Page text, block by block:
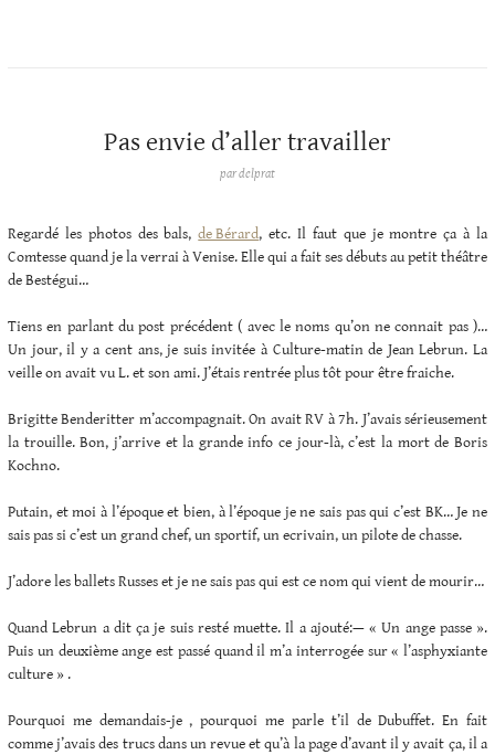
Pas envie d’aller travailler
pardelprat
Regardé les photos des bals,de Bérard, etc. Il faut que je montre ça à la
Comtesse quand je la verrai à Venise. Elle qui a fait ses débuts au petit théâtre
de Bestégui…
Tiens en parlant du post précédent ( avec le noms qu’on ne connait pas )…
Un jour, il y a cent ans, je suis invitée à Culture-matin de Jean Lebrun. La
veille on avait vu L. et son ami. J’étais rentrée plus tôt pour être fraiche.
Brigitte Benderitter m’accompagnait. On avait RV à 7h. J’avais sérieusement
la trouille. Bon, j’arrive et la grande info ce jour-là, c’est la mort de Boris
Kochno.
Putain, et moi à l’époque et bien, à l’époque je ne sais pas qui c’est BK… Je ne
sais pas si c’est un grand chef, un sportif, un ecrivain, un pilote de chasse.
J’adore les ballets Russes et je ne sais pas qui est ce nom qui vient de mourir…
Quand Lebrun a dit ça je suis resté muette. Il a ajouté:— « Un ange passe ».
Puis un deuxième ange est passé quand il m’a interrogée sur « l’asphyxiante
culture » .
Pourquoi me demandais-je , pourquoi me parle t’il de Dubuffet. En fait
comme j’avais des trucs dans un revue et qu’à la page d’avant il y avait ça, il a